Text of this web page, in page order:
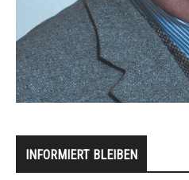
INFORMIERT BLEIBEN